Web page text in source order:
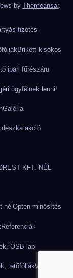
by Themeansar.
fizetés
Brikett kisokos
ipari fűrészáru
ügyfélnek lenni!
Galéria
akció
KFT.-NÉL
nél Opten-minősítés
Referenciák
OSB lap
tetőfóliákWebshop